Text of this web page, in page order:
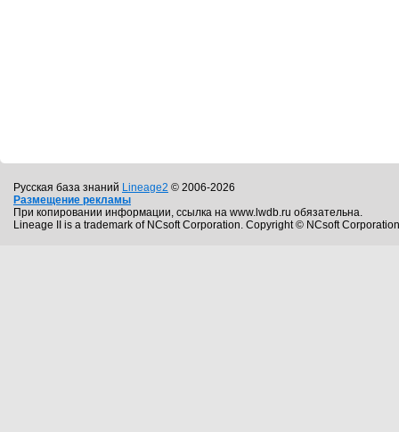
Русская база знаний Lineage2 © 2006-2026
Размещение рекламы
При копировании информации, ссылка на www.lwdb.ru обязательна.
Lineage II is a trademark of NCsoft Corporation. Copyright © NCsoft